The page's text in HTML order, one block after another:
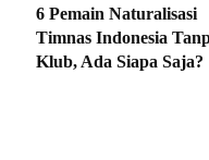
6 Pemain Naturalisasi
Timnas Indonesia
Klub, Ada Siapa Saja?